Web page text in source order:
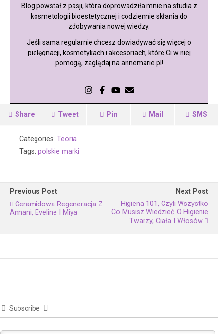
Blog powstał z pasji, która doprowadziła mnie na studia z
kosmetologii bioestetycznej i codziennie skłania do
zdobywania nowej wiedzy.
Jeśli sama regularnie chcesz dowiadywać się więcej o
pielęgnacji, kosmetykach i akcesoriach, które Ci w niej
pomogą, zaglądaj na annemarie.pl!
Share Tweet Pin Mail SMS
Categories: Teoria
Tags: polskie marki
Previous Post
Ceramidowa Regeneracja Z
Annani, Eveline I Miya
Next Post
Higiena 101, Czyli Wszystko
Co Musisz Wiedzieć O Higienie
Twarzy, Ciała I Włosów
Subscribe